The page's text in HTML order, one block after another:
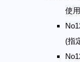
使
(指